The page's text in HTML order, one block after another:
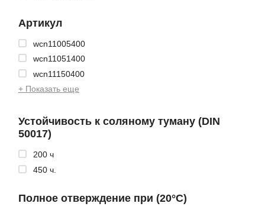
Артикул
wcn11005400
wcn11051400
wcn11150400
+ Показать еще
Устойчивость к соляному туману (DIN
50017)
200 ч
450 ч.
Полное отверждение при (20°C)